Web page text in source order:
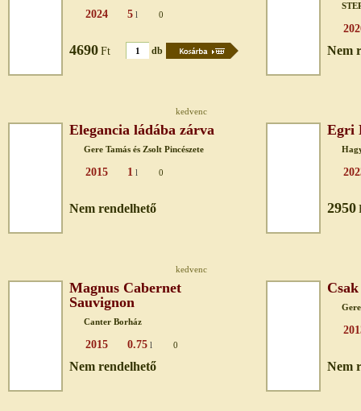
2024 5 l 0
4690 Ft db Nem
kedvenc
Elegancia ládába zárva
Gere Tamás és Zsolt Pincészete
2015 1 l 0
Nem rendelhető
Egri
2950
kedvenc
Magnus Cabernet
Sauvignon
Canter Borház
2015 0.75 l 0
Nem rendelhető Nem